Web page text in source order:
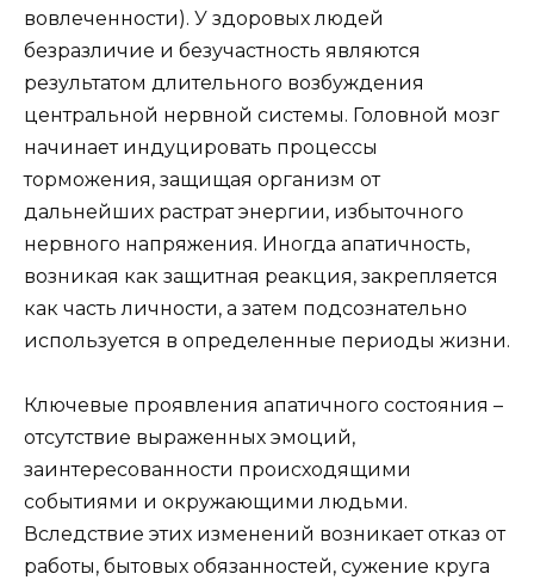
вовлеченности). У здоровых людей
безразличие и безучастность являются
результатом длительного возбуждения
центральной нервной системы. Головной мозг
начинает индуцировать процессы
торможения, защищая организм от
дальнейших растрат энергии, избыточного
нервного напряжения. Иногда апатичность,
возникая как защитная реакция, закрепляется
как часть личности, а затем подсознательно
используется в определенные периоды жизни.
Ключевые проявления апатичного состояния –
отсутствие выраженных эмоций,
заинтересованности происходящими
событиями и окружающими людьми.
Вследствие этих изменений возникает отказ от
работы, бытовых обязанностей, сужение круга